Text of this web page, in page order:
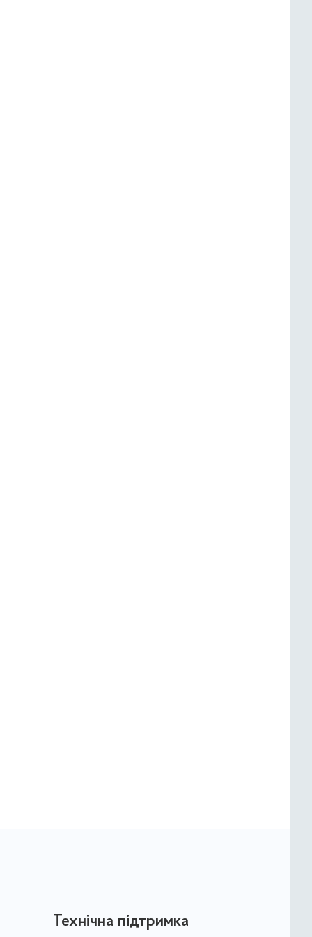
Технічна підтримка